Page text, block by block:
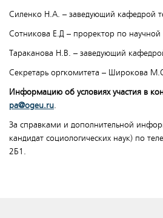
Силенко Н.А. – заведующий кафедрой
Сотникова Е.Д – проректор по
Тараканова Н.В. – заведующий
Секретарь оргкомитета – Широкова
Информацию об условиях участия в
pa@ogeu.ru.
За справками и дополнительной
кандидат социологических наук) по
2Б1.